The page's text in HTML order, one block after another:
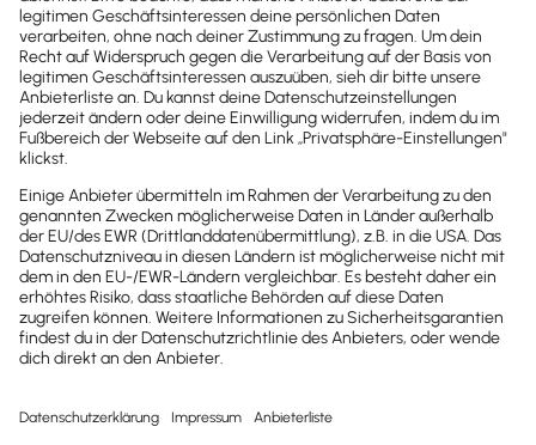
Brandheiße
News direkt in
dein Postfach
wichtige News zu
Gesetzesänderungen,
hilfreiche Praxis-Tipps und
kostenlose Tools für
Unternehmen erhalten?
Dann abonniere unseren